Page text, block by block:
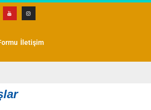
İletişim